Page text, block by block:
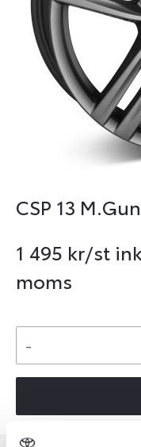
CSP 13
1 495 kr/st
moms
-